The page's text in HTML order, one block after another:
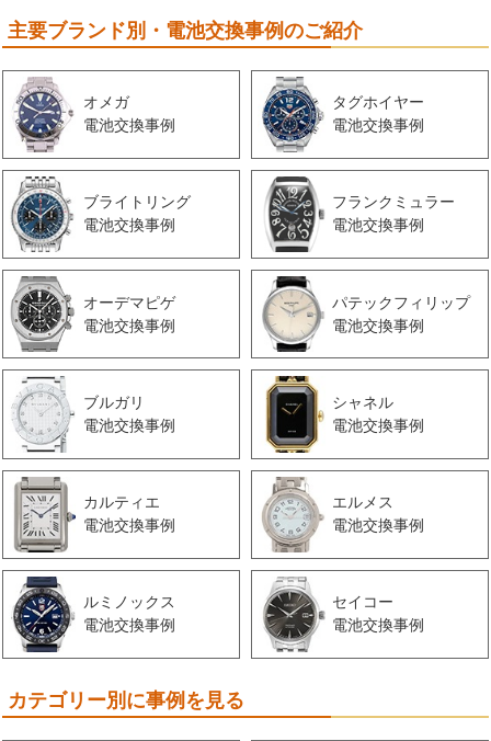
主要ブランド別・電池交換事例のご紹介
オメガ
電池交換事例
タグホイヤー
電池交換事例
ブライトリング
電池交換事例
フランクミュラー
電池交換事例
オーデマピゲ
電池交換事例
パテックフィリップ
電池交換事例
ブルガリ
電池交換事例
シャネル
電池交換事例
カルティエ
電池交換事例
エルメス
電池交換事例
ルミノックス
電池交換事例
セイコー
電池交換事例
カテゴリー別に事例を見る